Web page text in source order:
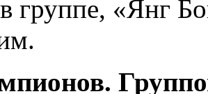
группе, «Янг